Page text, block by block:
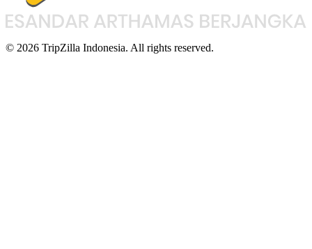
© 2026 TripZilla Indonesia. All rights reserved.